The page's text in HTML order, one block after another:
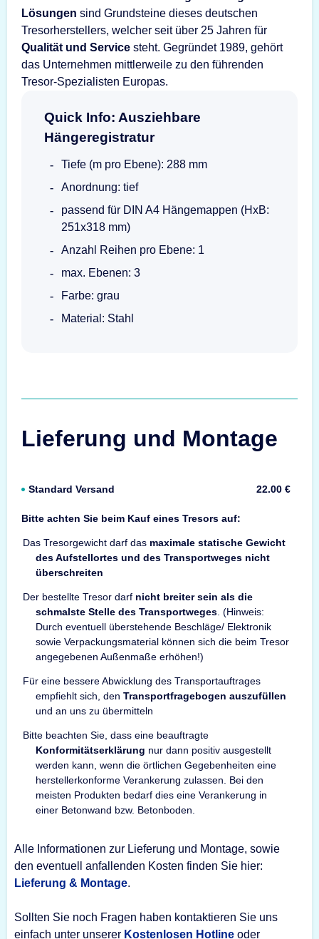
Lösungen sind Grundsteine dieses deutschen
Tresorherstellers, welcher seit über 25 Jahren für
Qualität und Service steht. Gegründet 1989, gehört
das Unternehmen mittlerweile zu den führenden
Tresor-Spezialisten Europas.
Quick Info: Ausziehbare
Hängeregistratur
Tiefe (m pro Ebene): 288 mm
Anordnung: tief
passend für DIN A4 Hängemappen (HxB:
251x318 mm)
Anzahl Reihen pro Ebene: 1
max. Ebenen: 3
Farbe: grau
Material: Stahl
Lieferung und Montage
Standard Versand 22.00 €
Bitte achten Sie beim Kauf eines Tresors auf:
Das Tresorgewicht darf das maximale statische Gewicht
des Aufstellortes und des Transportweges nicht
überschreiten
Der bestellte Tresor darf nicht breiter sein als die
schmalste Stelle des Transportweges . (Hinweis:
Durch eventuell überstehende Beschläge/ Elektronik
sowie Verpackungsmaterial können sich die beim Tresor
angegebenen Außenmaße erhöhen!)
Für eine bessere Abwicklung des Transportauftrages
empfiehlt sich, den Transportfragebogen auszufüllen
und an uns zu übermitteln
Bitte beachten Sie, dass eine beauftragte
Konformitätserklärung nur dann positiv ausgestellt
werden kann, wenn die örtlichen Gegebenheiten eine
herstellerkonforme Verankerung zulassen. Bei den
meisten Produkten bedarf dies eine Verankerung in
einer Betonwand bzw. Betonboden.
Alle Informationen zur Lieferung und Montage, sowie
den eventuell anfallenden Kosten finden Sie hier:
Lieferung & Montage.
Sollten Sie noch Fragen haben kontaktieren Sie uns
einfach unter unserer Kostenlosen Hotline oder